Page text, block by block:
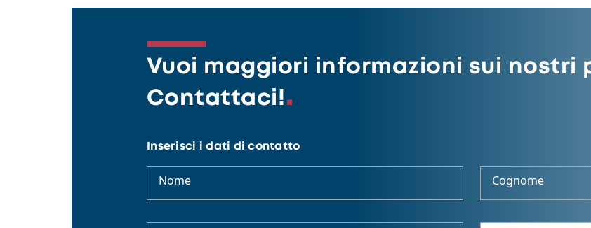
Vuoi maggiori informazioni sui nostri
Contattaci!
Inserisci i dati di contatto
Nome Cognome